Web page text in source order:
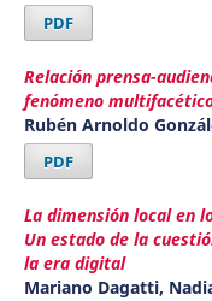
PDF
Relación prensa-
fenómeno
Rubén Arnoldo
PDF
La dimensión local en
Un estado de la
la era digital
Mariano Dagatti,